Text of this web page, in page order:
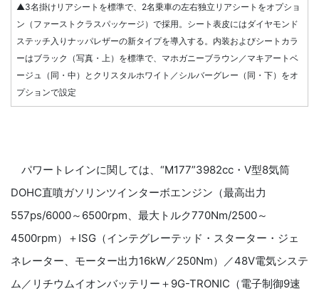
▲3名掛けリアシートを標準で、2名乗車の左右独立リアシートをオプショ
ン（ファーストクラスパッケージ）で採用。シート表皮にはダイヤモンド
ステッチ入りナッパレザーの新タイプを導入する。内装およびシートカラ
ーはブラック（写真・上）を標準で、マホガニーブラウン／マキアートベ
ージュ（同・中）とクリスタルホワイト／シルバーグレー（同・下）をオ
プションで設定
パワートレインに関しては、“M177”3982cc・V型8気筒
DOHC直噴ガソリンツインターボエンジン（最高出力
557ps/6000～6500rpm、最大トルク770Nm/2500～
4500rpm）＋ISG（インテグレーテッド・スターター・ジェ
ネレーター、モーター出力16kW／250Nm）／48V電気システ
ム／リチウムイオンバッテリー＋9G-TRONIC（電子制御9速